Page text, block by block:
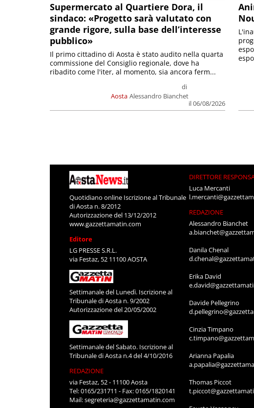
Supermercato al Quartiere Dora, il
sindaco: «Progetto sarà valutato con
grande rigore, sulla base dell’interesse
pubblico»
Aosta
di
Alessandro Bianchet
il 06/08/2026
Il primo cittadino di Aosta è stato audito nella quarta
commissione del Consiglio regionale, dove ha
ribadito come l'iter, al momento, sia ancora ferm...
Quotidiano online Iscrizione al Tribunale
di Aosta n. 8/2012
Autorizzazione del 13/12/2012
www.gazzettamatin.com
Editore
LG PRESSE S.R.L.
via Festaz, 52 11100 AOSTA
Settimanale del Lunedì. Iscrizione al
Tribunale di Aosta n. 9/2002
Autorizzazione del 20/05/2002
Settimanale del Sabato. Iscrizione al
Tribunale di Aosta n.4 del 4/10/2016
REDAZIONE
via Festaz, 52 - 11100 Aosta
Tel: 0165/231711 - Fax: 0165/1820141
Mail:segreteria@gazzettamatin.com
DIRETTORE
Luca Mercanti
REDAZIONE
Alessandro Bianchet
Danila Chenal
Erika David
Davide Pellegrino
Cinzia Timpano
Arianna Papalia
Thomas Piccot